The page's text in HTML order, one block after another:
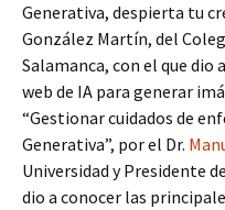
Generativa, despierta tu
González Martín, del
Salamanca, con el que
web de IA para generar
“Gestionar cuidados de
Generativa”, por el Dr.
Universidad y Presidente
dio a conocer las